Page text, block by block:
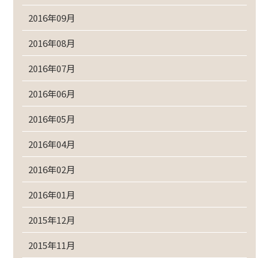
2016年09月
2016年08月
2016年07月
2016年06月
2016年05月
2016年04月
2016年02月
2016年01月
2015年12月
2015年11月